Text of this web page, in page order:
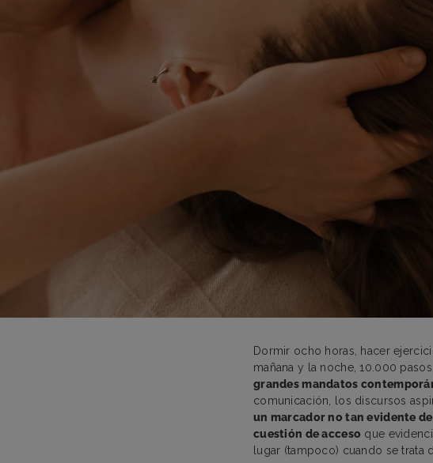
Dormir ocho horas, hacer
mañana y la noche, 10.000
grandes mandatos
comunicación, los discursos
un marcador no tan evidente
cuestión de acceso que
lugar (tampoco) cuando se trata